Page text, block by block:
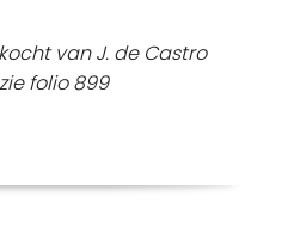
van J. de Castro
folio 899